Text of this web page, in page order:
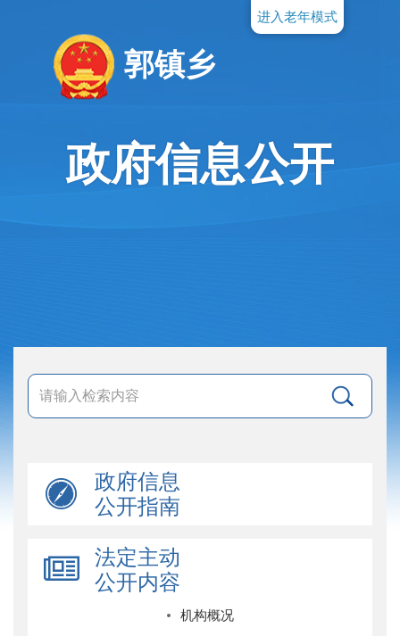
进入老年模式
郭镇乡
政府信息公开
政府信息
公开指南
法定主动
公开内容
机构概况